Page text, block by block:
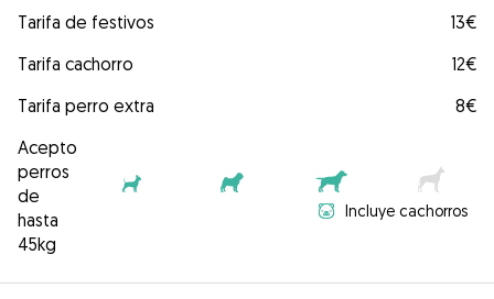
Tarifa de festivos
13€
Tarifa cachorro
12€
Tarifa perro extra
8€
Acepto
perros
de
hasta
45kg
Incluye cachorros